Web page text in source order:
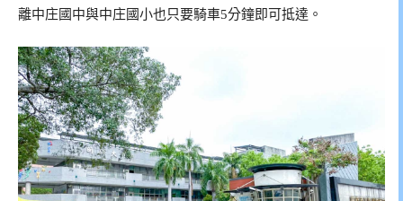
離中庄國中與中庄國小也只要騎車5分鐘即可抵達。